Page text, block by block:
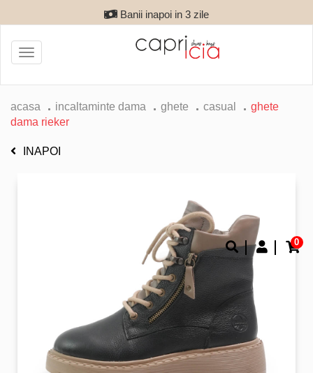
Banii inapoi in 3 zile
0
Toggle
navigation
acasa incaltaminte dama ghete casual
ghete
dama rieker
INAPOI